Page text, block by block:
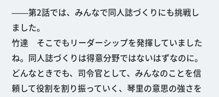
――第2話では、みんなで同人誌づくりにも挑戦し
ました。
竹達 そこでもリーダーシップを発揮していました
ね。同人誌づくりは得意分野ではないはずなのに。
どんなときでも、司令官として、みんなのことを信
頼して役割を割り振っていく、琴里の意思の強さを